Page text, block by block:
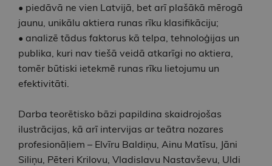
• piedāvā ne vien Latvijā, bet arī plašākā mērogā
jaunu, unikālu aktiera runas rīku klasifikāciju;
• analizē tādus faktorus kā telpa, tehnoloģijas un
publika, kuri nav tiešā veidā atkarīgi no aktiera,
tomēr būtiski ietekmē runas rīku lietojumu un
efektivitāti.
Darba teorētisko bāzi papildina skaidrojošas
ilustrācijas, kā arī intervijas ar teātra nozares
profesionāļiem – Elvīru Baldiņu, Ainu Matīsu, Jāni
Siliņu, Pēteri Krilovu, Vladislavu Nastavševu, Uldi